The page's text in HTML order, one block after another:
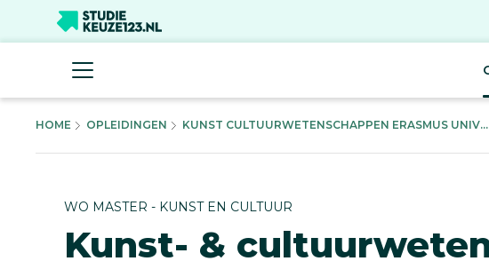
HOME OPLEIDINGEN KUNST CULTUURWETENSCHAPPEN ERASMUS UNIV...
WO MASTER - KUNST EN CULTUUR
Kunst- &